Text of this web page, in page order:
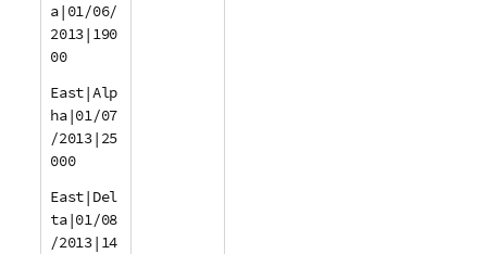
a|01/06/
2013|190
00
East|Alp
ha|01/07
/2013|25
000
East|Del
ta|01/08
/2013|14